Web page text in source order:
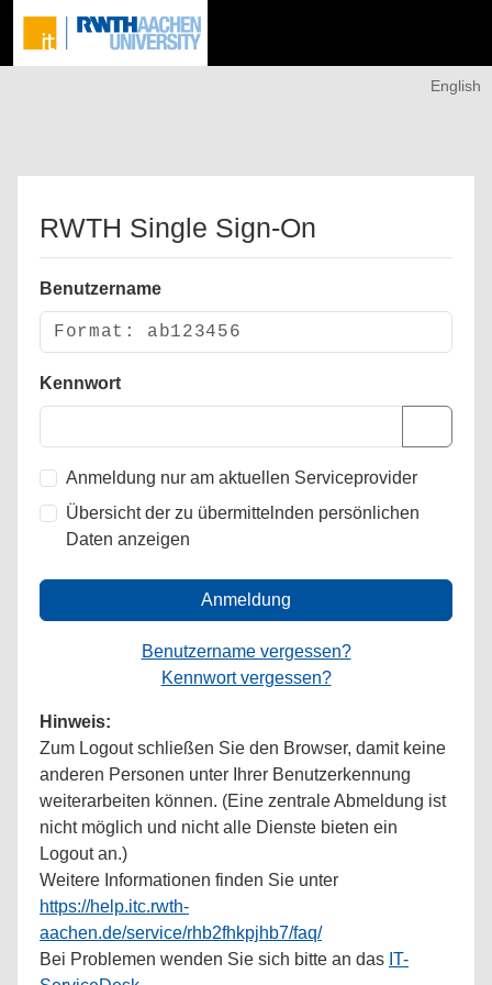
English
RWTH Single Sign-On
Benutzername
Kennwort
Anmeldung nur am aktuellen Serviceprovider
Übersicht der zu übermittelnden persönlichen
Daten anzeigen
Anmeldung
Benutzername vergessen?
Kennwort vergessen?
Hinweis:
Zum Logout schließen Sie den Browser, damit keine
anderen Personen unter Ihrer Benutzerkennung
weiterarbeiten können. (Eine zentrale Abmeldung ist
nicht möglich und nicht alle Dienste bieten ein
Logout an.)
Weitere Informationen finden Sie unter
https://help.itc.rwth-
aachen.de/service/rhb2fhkpjhb7/faq/
Bei Problemen wenden Sie sich bitte an das IT-